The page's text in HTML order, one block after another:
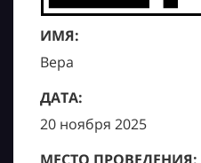
ИМЯ:
Вера
ДАТА:
20 ноября 2025